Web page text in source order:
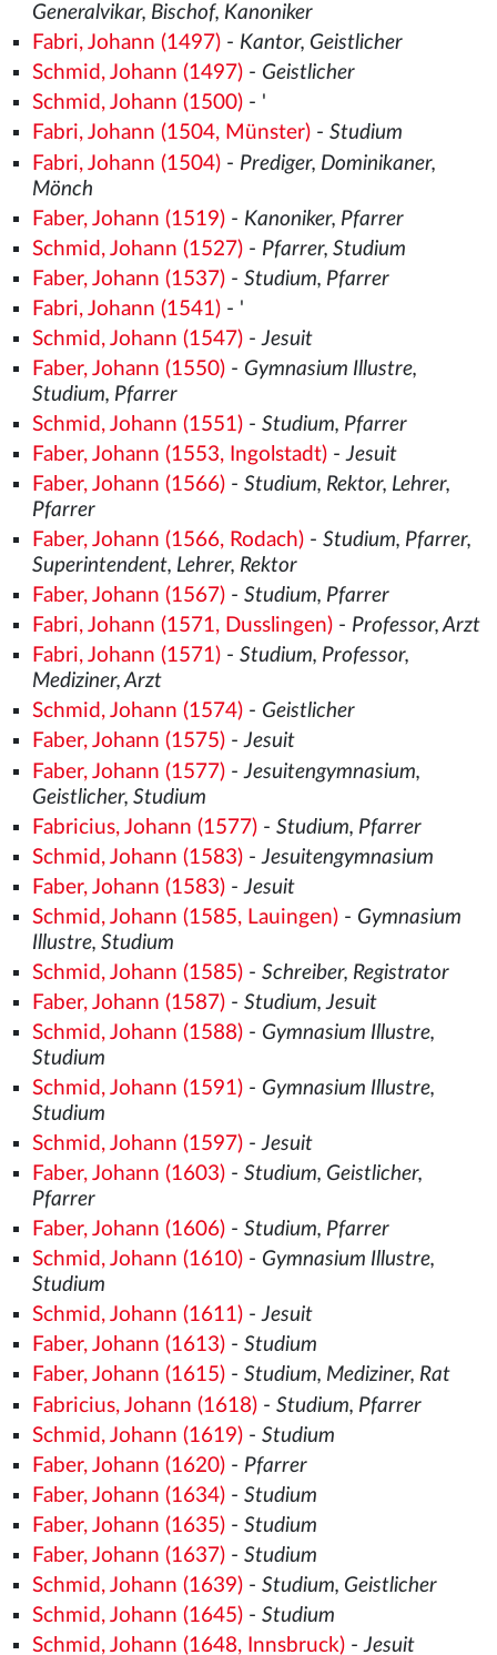
Generalvikar, Bischof, Kanoniker
Fabri, Johann (1497)- Kantor, Geistlicher
Schmid, Johann (1497)- Geistlicher
Schmid, Johann (1500)- '
Fabri, Johann (1504, Münster)- Studium
Fabri, Johann (1504)- Prediger, Dominikaner,
Mönch
Faber, Johann (1519)- Kanoniker, Pfarrer
Schmid, Johann (1527)- Pfarrer, Studium
Faber, Johann (1537)- Studium, Pfarrer
Fabri, Johann (1541)- '
Schmid, Johann (1547)-Jesuit
Faber, Johann (1550)- Gymnasium Illustre,
Studium, Pfarrer
Schmid, Johann (1551)- Studium, Pfarrer
Faber, Johann (1553, Ingolstadt)-Jesuit
Faber, Johann (1566)- Studium, Rektor, Lehrer,
Pfarrer
Faber, Johann (1566, Rodach)- Studium, Pfarrer,
Superintendent, Lehrer, Rektor
Faber, Johann (1567)- Studium, Pfarrer
Fabri, Johann (1571, Dusslingen)- Professor, Arzt
Fabri, Johann (1571)- Studium, Professor,
Mediziner, Arzt
Schmid, Johann (1574)- Geistlicher
Faber, Johann (1575)-Jesuit
Faber, Johann (1577)- Jesuitengymnasium,
Geistlicher, Studium
Fabricius, Johann (1577)- Studium, Pfarrer
Schmid, Johann (1583)- Jesuitengymnasium
Faber, Johann (1583)- Jesuit
Schmid, Johann (1585, Lauingen)- Gymnasium
Illustre, Studium
Schmid, Johann (1585)- Schreiber, Registrator
Faber, Johann (1587)- Studium, Jesuit
Schmid, Johann (1588)- Gymnasium Illustre,
Studium
Schmid, Johann (1591)- Gymnasium Illustre,
Studium
Schmid, Johann (1597)-Jesuit
Faber, Johann (1603)- Studium, Geistlicher,
Pfarrer
Faber, Johann (1606)- Studium, Pfarrer
Schmid, Johann (1610)- Gymnasium Illustre,
Studium
Schmid, Johann (1611)-Jesuit
Faber, Johann (1613)- Studium
Faber, Johann (1615)- Studium, Mediziner, Rat
Fabricius, Johann (1618)- Studium, Pfarrer
Schmid, Johann (1619)- Studium
Faber, Johann (1620)- Pfarrer
Faber, Johann (1634)- Studium
Faber, Johann (1635)- Studium
Faber, Johann (1637)- Studium
Schmid, Johann (1639)- Studium, Geistlicher
Schmid, Johann (1645)- Studium
Schmid, Johann (1648, Innsbruck)-Jesuit